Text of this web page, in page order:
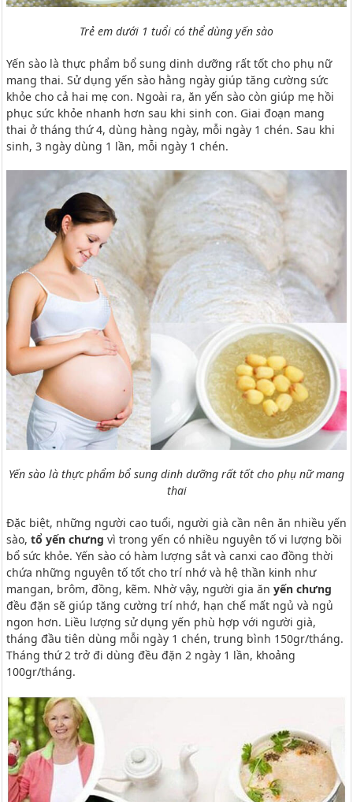
Trẻ em dưới 1 tuổi có thể dùng yến sào
Yến sào là thực phẩm bổ sung dinh dưỡng rất tốt cho phụ nữ
mang thai. Sử dụng yến sào hằng ngày giúp tăng cường sức
khỏe cho cả hai mẹ con. Ngoài ra, ăn yến sào còn giúp mẹ hồi
phục sức khỏe nhanh hơn sau khi sinh con. Giai đoạn mang
thai ở tháng thứ 4, dùng hàng ngày, mỗi ngày 1 chén. Sau khi
sinh, 3 ngày dùng 1 lần, mỗi ngày 1 chén.
Yến sào là thực phẩm bổ sung dinh dưỡng rất tốt cho phụ nữ mang
thai
Đặc biệt, những người cao tuổi, người già cần nên ăn nhiều yến
sào, tổ yến chưng vì trong yến có nhiều nguyên tố vi lượng bồi
bổ sức khỏe. Yến sào có hàm lượng sắt và canxi cao đồng thời
chứa những nguyên tố tốt cho trí nhớ và hệ thần kinh như
mangan, brôm, đồng, kẽm. Nhờ vậy, người gia ăn yến chưng
đều đặn sẽ giúp tăng cường trí nhớ, hạn chế mất ngủ và ngủ
ngon hơn. Liều lượng sử dụng yến phù hợp với người già,
tháng đầu tiên dùng mỗi ngày 1 chén, trung bình 150gr/tháng.
Tháng thứ 2 trở đi dùng đều đặn 2 ngày 1 lần, khoảng
100gr/tháng.